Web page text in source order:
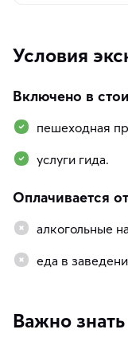
Условия
Включено в
пешеходная
услуги гида.
Оплачивается
алкогольные
еда в
Важно знать